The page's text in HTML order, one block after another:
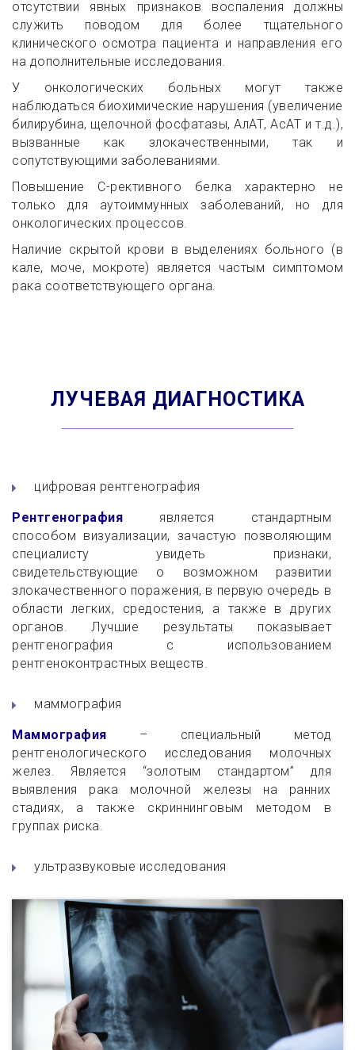
отсутствии явных признаков воспаления должны
служить поводом для более тщательного
клинического осмотра пациента и направления его
на дополнительные исследования.
У онкологических больных могут также
наблюдаться биохимические нарушения (увеличение
билирубина, щелочной фосфатазы, АлАТ, АсАТ и т.д.),
вызванные как злокачественными, так и
сопутствующими заболеваниями.
Повышение С-рективного белка характерно не
только для аутоиммунных заболеваний, но для
онкологических процессов.
Наличие скрытой крови в выделениях больного (в
кале, моче, мокроте) является частым симптомом
рака соответствующего органа.
ЛУЧЕВАЯ ДИАГНОСТИКА
цифровая рентгенография
Рентгенография является стандартным
способом визуализации, зачастую позволяющим
специалисту увидеть признаки,
свидетельствующие о возможном развитии
злокачественного поражения, в первую очередь в
области легких, средостения, а также в других
органов. Лучшие результаты показывает
рентгенография с использованием
рентгеноконтрастных веществ.
маммография
Маммография – специальный метод
рентгенологического исследования молочных
желез. Является “золотым стандартом” для
выявления рака молочной железы на ранних
стадиях, а также скриннинговым методом в
группах риска.
ультразвуковые исследования